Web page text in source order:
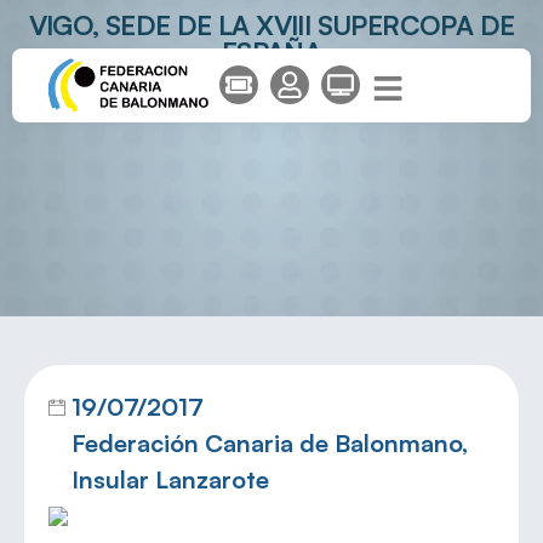
VIGO, SEDE DE LA XVIII SUPERCOPA DE
ESPAÑA
19/07/2017
Federación Canaria de Balonmano,
Insular Lanzarote